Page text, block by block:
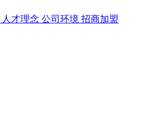
人才理念 公司环境 招商加盟